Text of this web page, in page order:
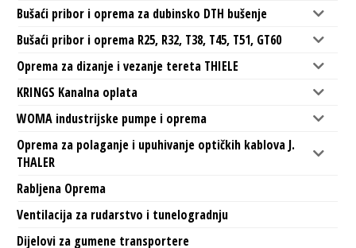
Bušaći pribor i oprema za dubinsko DTH bušenje
Bušaći pribor i oprema R25, R32, T38, T45, T51, GT60
Oprema za dizanje i vezanje tereta THIELE
KRINGS Kanalna oplata
WOMA industrijske pumpe i oprema
Oprema za polaganje i upuhivanje optičkih kablova J.
THALER
Rabljena Oprema
Ventilacija za rudarstvo i tunelogradnju
Dijelovi za gumene transportere